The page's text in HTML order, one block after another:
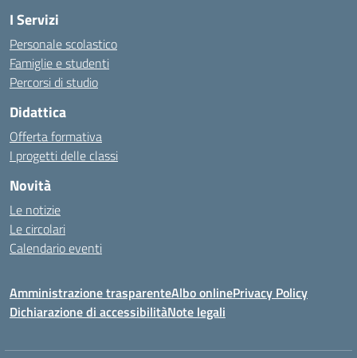
I Servizi
Personale scolastico
Famiglie e studenti
Percorsi di studio
Didattica
Offerta formativa
I progetti delle classi
Novità
Le notizie
Le circolari
Calendario eventi
Amministrazione trasparenteAlbo onlinePrivacy Policy
Dichiarazione di accessibilitàNote legali